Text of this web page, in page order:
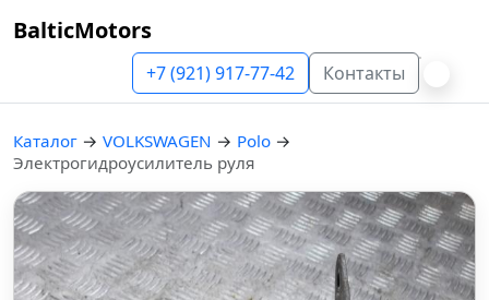
BalticMotors
+7 (921) 917-77-42 Контакты
Каталог → VOLKSWAGEN → Polo →
Электрогидроусилитель руля